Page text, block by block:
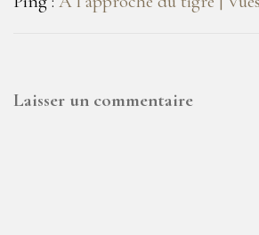
Laisser un commentaire